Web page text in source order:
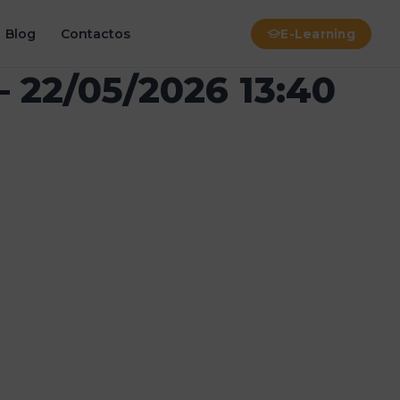
Blog Contactos E-Learning
05/2026 13:40